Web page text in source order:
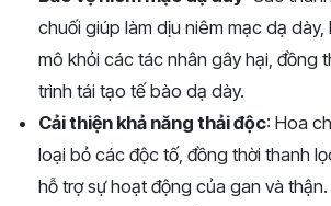
chuối giúp làm dịu niêm mạc dạ
mô khỏi các tác nhân gây hại, đồng
trình tái tạo tế bào dạ dày.
Cải thiện khả năng thải độc: Hoa
loại bỏ các độc tố, đồng thời thanh
hỗ trợ sự hoạt động của gan và thận.